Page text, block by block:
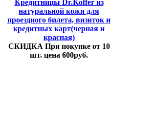
Кредитницы Dr.Koffer из
натуральной кожи для
проездного билета, визиток и
кредитных карт(черная и
красная)
СКИДКА При покупке от 10
шт. цена 600руб.